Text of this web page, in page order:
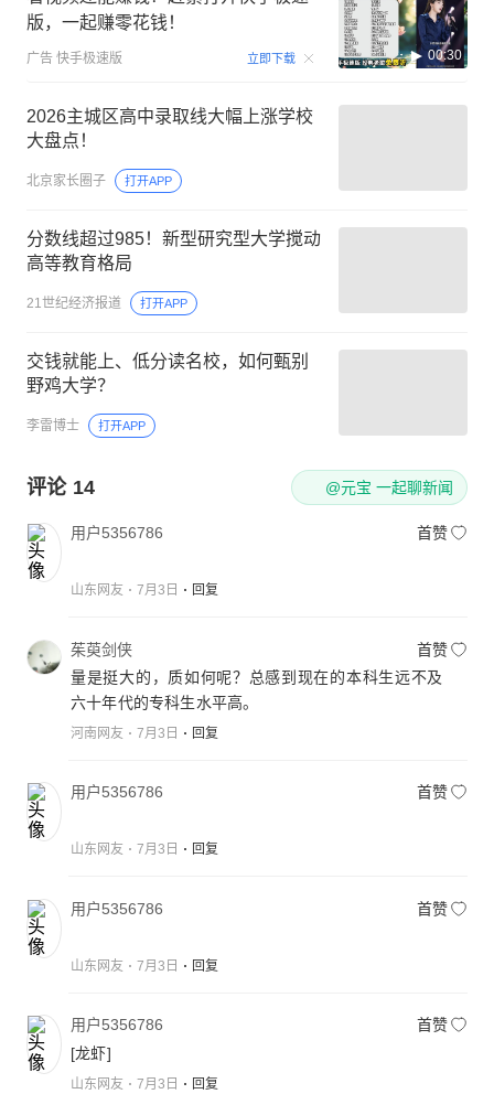
版，一起赚零花钱！
广告 快手极速版 立即下载 00:30
2026主城区高中录取线大幅上涨学校
大盘点！
北京家长圈子 打开APP
分数线超过985！新型研究型大学搅动
高等教育格局
21世纪经济报道 打开APP
交钱就能上、低分读名校，如何甄别
野鸡大学？
李雷博士 打开APP
评论 14 @元宝 一起聊新闻
用户5356786 首赞
山东网友 7月3日 回复
茱萸剑侠
首赞
量是挺大的，质如何呢？总感到现在的本科生远不及
六十年代的专科生水平高。
河南网友 7月3日 回复
用户5356786 首赞
山东网友 7月3日 回复
用户5356786 首赞
山东网友 7月3日 回复
用户5356786
首赞
[龙虾]
山东网友 7月3日 回复